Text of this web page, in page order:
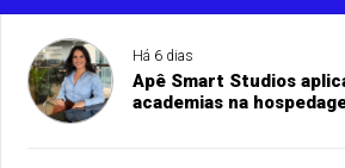
Há 6 dias
Apê Smart Studios
academias na